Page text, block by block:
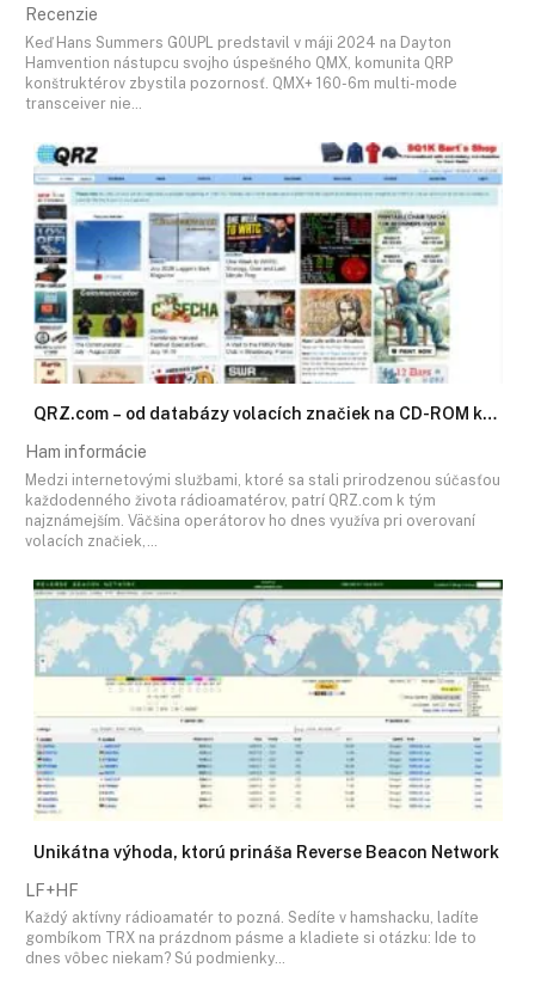
Recenzie
Keď Hans Summers G0UPL predstavil v máji 2024 na Dayton
Hamvention nástupcu svojho úspešného QMX, komunita QRP
konštruktérov zbystila pozornosť. QMX+ 160-6m multi-mode
transceiver nie…
QRZ.com – od databázy volacích značiek na CD-ROM k…
Ham informácie
Medzi internetovými službami, ktoré sa stali prirodzenou súčasťou
každodenného života rádioamatérov, patrí QRZ.com k tým
najznámejším. Väčšina operátorov ho dnes využíva pri overovaní
volacích značiek,…
Unikátna výhoda, ktorú prináša Reverse Beacon Network
LF+HF
Každý aktívny rádioamatér to pozná. Sedíte v hamshacku, ladíte
gombíkom TRX na prázdnom pásme a kladiete si otázku: Ide to
dnes vôbec niekam? Sú podmienky…